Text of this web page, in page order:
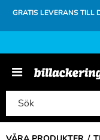
GRATIS LEVERANS TILL